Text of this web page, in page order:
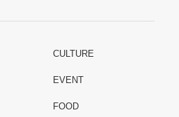
CULTURE
EVENT
FOOD